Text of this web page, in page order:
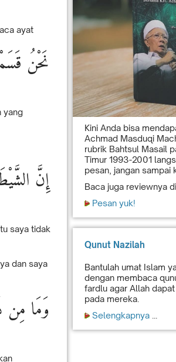
ayat
نَحْنُ
yang
إِنَّ
saya tidak
dan saya
وَمَا مِن
Kini Anda bisa
Achmad Masduqi
rubrik Bahtsul Masail
Timur 1993-2001
pesan, jangan sampai
Baca juga reviewnya
Pesan yuk!
Qunut Nazilah
Bantulah umat Islam
dengan membaca
fardlu agar Allah
pada mereka.
Selengkapnya